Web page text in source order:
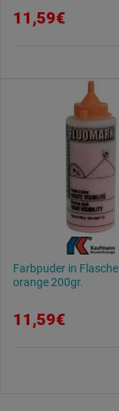
11,59€
Farbpuder in Flasche
orange 200gr.
11,59€
Weitere